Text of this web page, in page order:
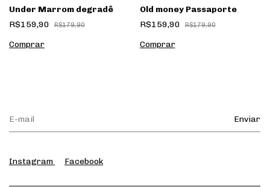
Under Marrom degradê
R$159,90
R$179,90
Old money Passaporte
R$159,90
R$179,90
Instagram Facebook